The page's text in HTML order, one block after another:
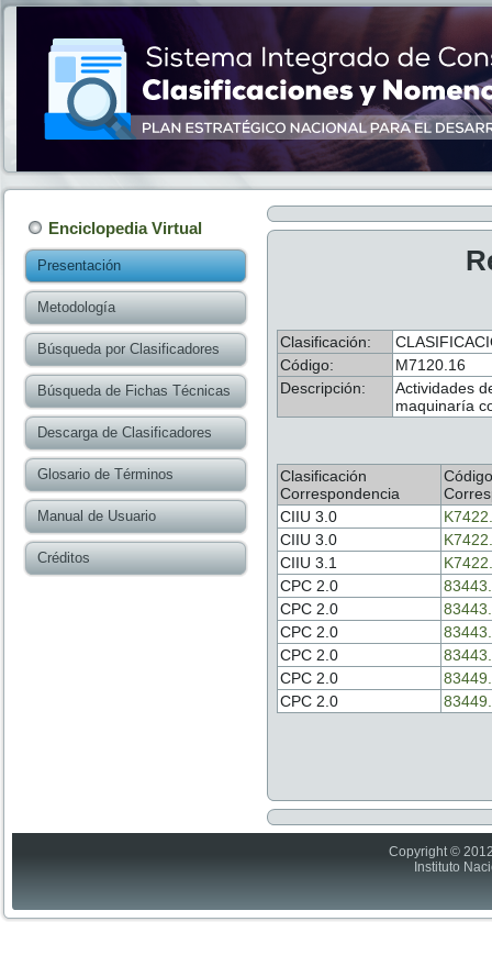
Enciclopedia Virtual
Presentación
Metodología
Búsqueda por Clasificadores
Búsqueda de Fichas Técnicas
Descarga de Clasificadores
Glosario de Términos
Manual de Usuario
Créditos
Clasificación:
Código:
M7120.16
Descripción:
Actividades
maquinaría
Clasificación
Correspondencia
Código
CIIU 3.0
CIIU 3.0
CIIU 3.1
CPC 2.0
CPC 2.0
CPC 2.0
CPC 2.0
CPC 2.0
CPC 2.0
Copyright ©
Instituto